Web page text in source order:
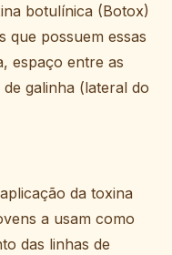
botulínica (Botox)
que possuem essas
espaço entre as
galinha (lateral do
da toxina
a usam como
das linhas de